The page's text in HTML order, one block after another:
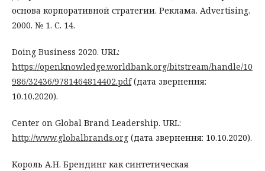
основа корпоративной стратегии. Реклама. Advertising.
2000. № 1. С. 14.
Doing Business 2020. URL:
https://openknowledge.worldbank.org/bitstream/handle/10
986/32436/9781464814402.pdf(дата звернення:
10.10.2020).
Center on Global Brand Leadership. URL:
http://www.globalbrands.org (дата звернення: 10.10.2020).
Король А.Н. Брендинг как синтетическая